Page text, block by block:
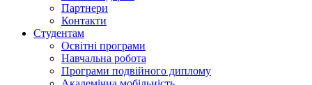
Партнери
Контакти
Студентам
Освітні програми
Навчальна робота
Програми подвійного диплому